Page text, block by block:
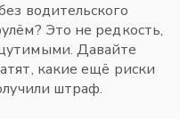
водительского
Это не редкость,
Давайте
какие ещё риски
штраф.